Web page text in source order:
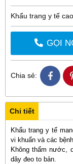
Khẩu trang y tế
GỌI
Chia sẻ:
Chi tiết
Khẩu trang y tế
vi khuẩn và các
Không thấm nước,
dây đeo to bản.